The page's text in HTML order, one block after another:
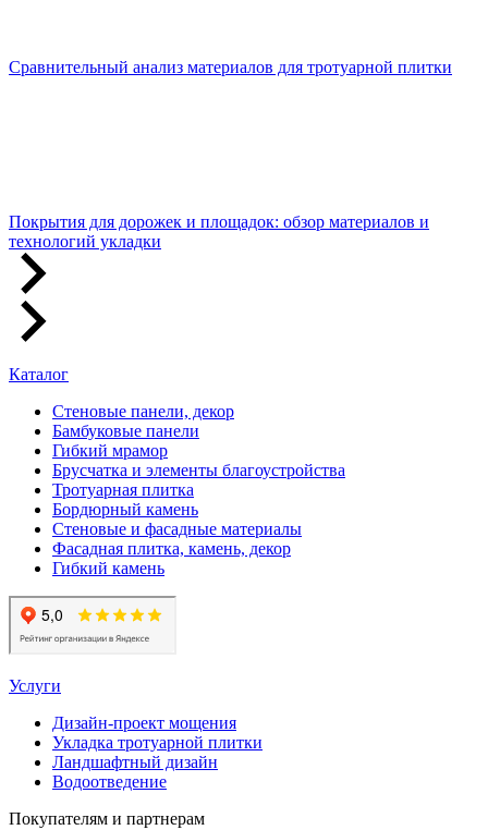
Сравнительный анализ материалов для тротуарной плитки
Покрытия для дорожек и площадок: обзор материалов и
технологий укладки
Каталог
Стеновые панели, декор
Бамбуковые панели
Гибкий мрамор
Брусчатка и элементы благоустройства
Тротуарная плитка
Бордюрный камень
Стеновые и фасадные материалы
Фасадная плитка, камень, декор
Гибкий камень
Услуги
Дизайн-проект мощения
Укладка тротуарной плитки
Ландшафтный дизайн
Водоотведение
Покупателям и партнерам